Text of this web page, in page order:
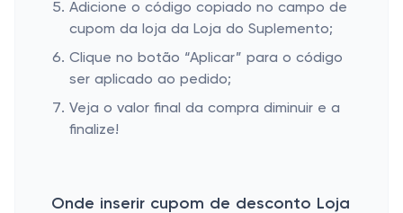
Adicione o código copiado no campo de
cupom da loja da Loja do Suplemento;
Clique no botão “Aplicar” para o código
ser aplicado ao pedido;
Veja o valor final da compra diminuir e a
finalize!
Onde inserir cupom de desconto Loja